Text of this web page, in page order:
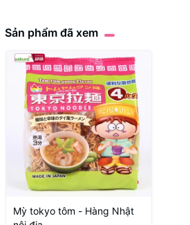
Sản phẩm đã xem
Mỳ tokyo tôm - Hàng Nhật